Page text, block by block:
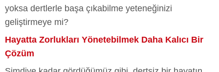
yoksa dertlerle başa çıkabilme yeteneğinizi
geliştirmeye mi?
Hayatta Zorlukları Yönetebilmek Daha Kalıcı Bir
Çözüm